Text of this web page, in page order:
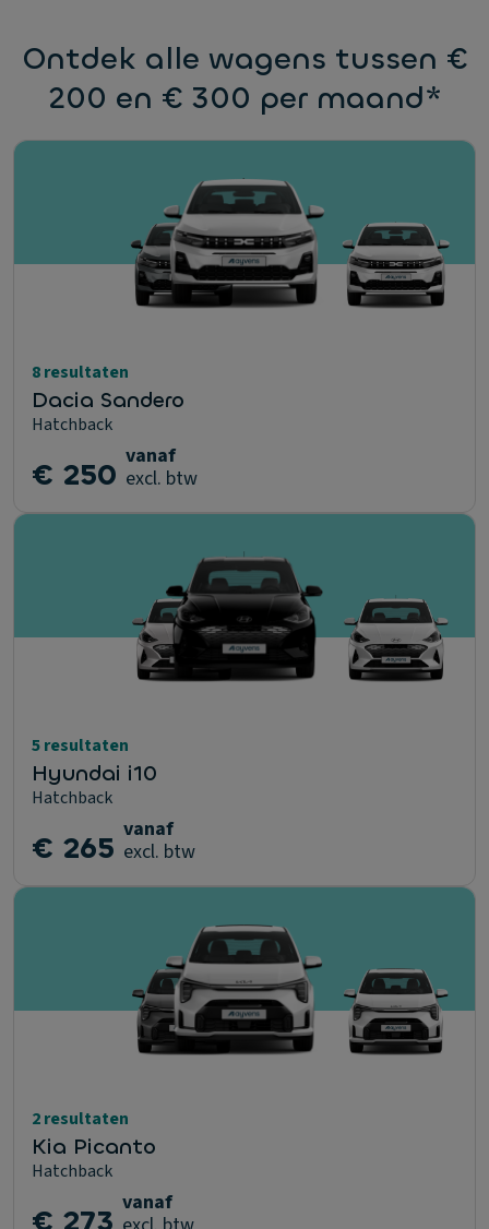
Ontdek alle wagens tussen €
200 en € 300 per maand*
8 resultaten
Dacia Sandero
Hatchback
€ 250 vanaf
excl. btw
5 resultaten
Hyundai i10
Hatchback
€ 265 vanaf
excl. btw
2 resultaten
Kia Picanto
Hatchback
vanaf